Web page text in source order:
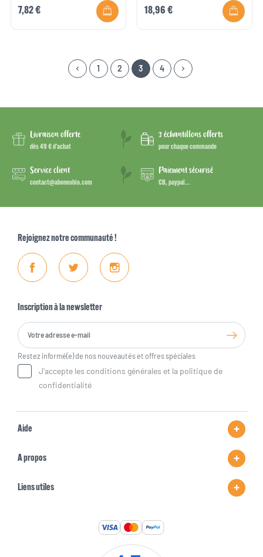
7,82 € 18,96 €
keyboard_arrow_left
Précédent
1 2 3 4 keyboard_arrow_right
Suivant
Livraison offerte
dès 49 € d’achat
3 échantillons offerts
pour chaque commande
Service client
contact@aboneobio.com
Paiement sécurisé
CB, paypal...
Rejoignez notre communauté !
FacebookTwitter Instagram
Inscription à la newsletter
Restez informé(e) de nos nouveautés et offres spéciales
J'accepte les conditions générales et la politique de
confidentialité
Aide
A propos
Liens utiles